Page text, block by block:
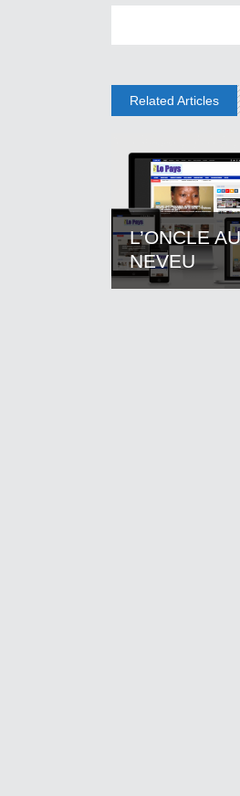
Related Articles
L’ONCLE
NEVEU